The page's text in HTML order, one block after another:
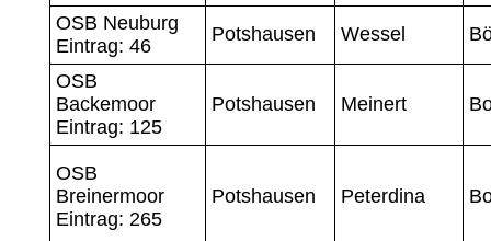
OSB Neuburg
Eintrag: 46
Potshausen Wessel
OSB
Backemoor
Eintrag: 125
Potshausen Meinert
OSB
Breinermoor
Eintrag: 265
Potshausen Peterdina